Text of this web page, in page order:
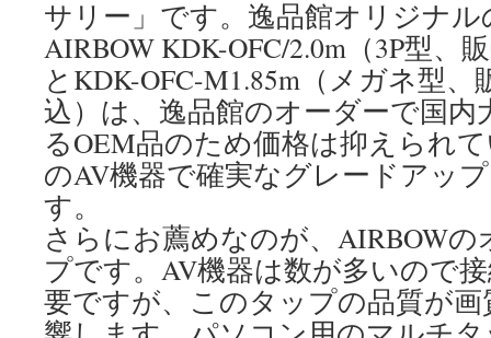
サリー」です。逸品館オリジナ
AIRBOW KDK-OFC/2.0m（3P型、
とKDK-OFC-M1.85m（メガネ型、
込）は、逸品館のオーダーで国内
るOEM品のため価格は抑えられ
のAV機器で確実なグレードアッ
す。
さらにお薦めなのが、AIRBOW
プです。AV機器は数が多いので
要ですが、このタップの品質が